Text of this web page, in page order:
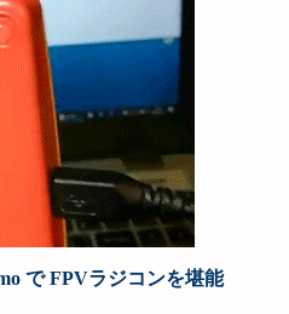
で FPVラジコンを堪能